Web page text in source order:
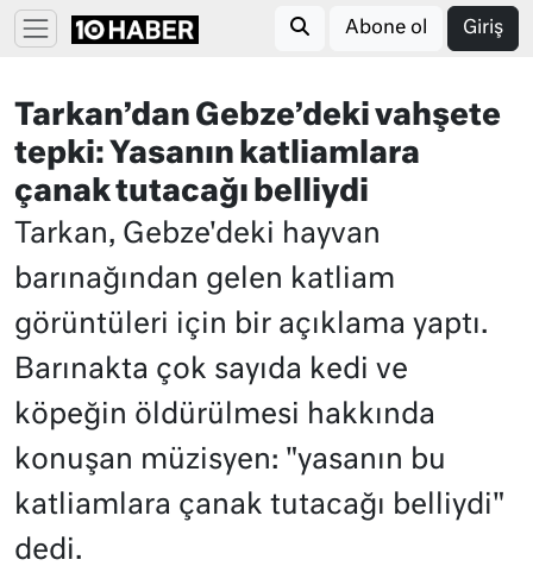
Abone ol Giriş
Tarkan’dan Gebze’deki vahşete
tepki: Yasanın katliamlara
çanak tutacağı belliydi
Tarkan, Gebze'deki hayvan
barınağından gelen katliam
görüntüleri için bir açıklama yaptı.
Barınakta çok sayıda kedi ve
köpeğin öldürülmesi hakkında
konuşan müzisyen: "yasanın bu
katliamlara çanak tutacağı belliydi"
dedi.